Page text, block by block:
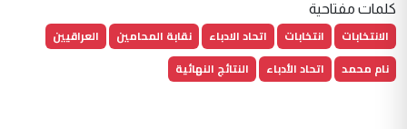
كلمات مفتاحية
الانتخابات انتخابات اتحاد الادباء نقابة المحامين
العراقيين
نام محمد
اتحاد الأدباء النتائج النهائية